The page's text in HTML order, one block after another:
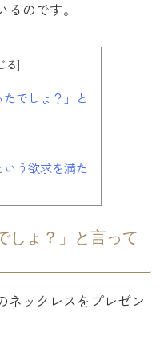
のです。
たでしょ？」と
う欲求を満た
しょ？」と言って
ネックレスをプレゼン